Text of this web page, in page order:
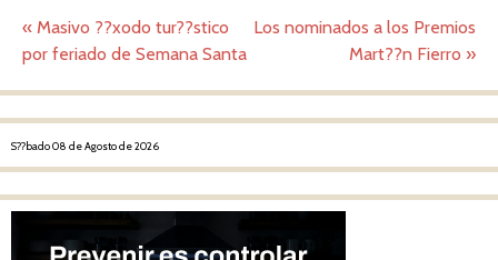
Post navigation
« Masivo ??xodo tur??stico
por feriado de Semana Santa
Los nominados a los Premios
Mart??n Fierro »
S??bado 08 de Agosto de 2026